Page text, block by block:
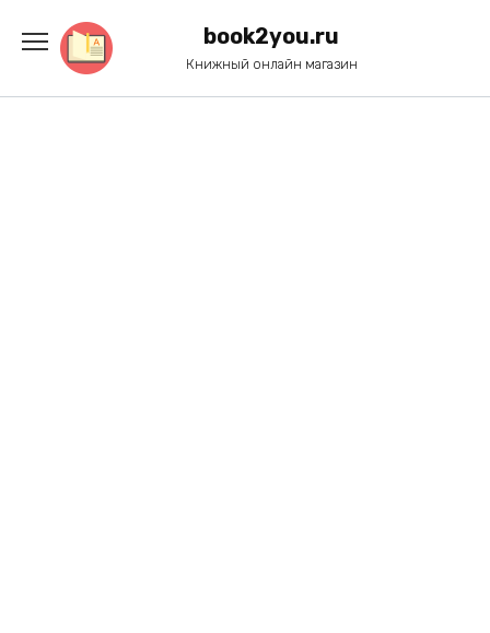
содержанию
book2you.ru
Книжный онлайн магазин